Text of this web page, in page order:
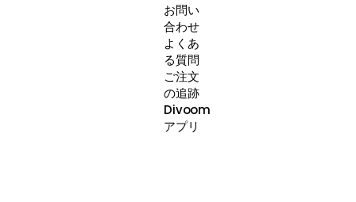
お問い
合わせ
よくあ
る質問
ご注文
の追跡
Divoom
アプリ